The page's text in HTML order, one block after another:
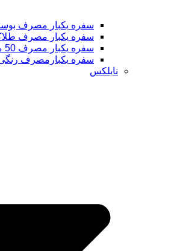
سفره یکبار مصرف
سفره یکبار مصرف
سفره یکبار مصرف 50 متری چاپی
سفره یکبارمصرف رنگی
نایلکس